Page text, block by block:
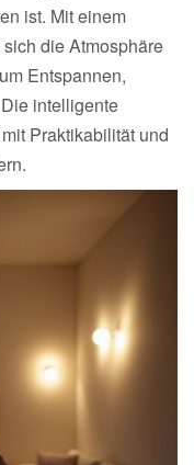
ist. Mit einem
die Atmosphäre
Entspannen,
intelligente
Praktikabilität und